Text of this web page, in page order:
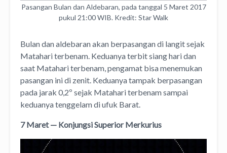
Pasangan Bulan dan Aldebaran, pada tanggal 5 Maret 2017
pukul 21:00 WIB. Kredit: Star Walk
Bulan dan aldebaran akan berpasangan di langit sejak
Matahari terbenam. Keduanya terbit siang hari dan
saat Matahari terbenam, pengamat bisa menemukan
pasangan ini di zenit. Keduanya tampak berpasangan
pada jarak 0,2º sejak Matahari terbenam sampai
keduanya tenggelam di ufuk Barat.
7 Maret — Konjungsi Superior Merkurius